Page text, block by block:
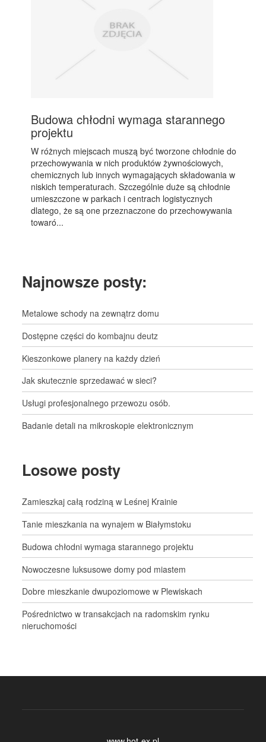
Budowa chłodni wymaga starannego
projektu
W różnych miejscach muszą być tworzone chłodnie do
przechowywania w nich produktów żywnościowych,
chemicznych lub innych wymagających składowania w
niskich temperaturach. Szczególnie duże są chłodnie
umieszczone w parkach i centrach logistycznych
dlatego, że są one przeznaczone do przechowywania
towaró...
Najnowsze posty:
Metalowe schody na zewnątrz domu
Dostępne części do kombajnu deutz
Kieszonkowe planery na każdy dzień
Jak skutecznie sprzedawać w sieci?
Usługi profesjonalnego przewozu osób.
Badanie detali na mikroskopie elektronicznym
Losowe posty
Zamieszkaj całą rodziną w Leśnej Krainie
Tanie mieszkania na wynajem w Białymstoku
Budowa chłodni wymaga starannego projektu
Nowoczesne luksusowe domy pod miastem
Dobre mieszkanie dwupoziomowe w Plewiskach
Pośrednictwo w transakcjach na radomskim rynku
nieruchomości